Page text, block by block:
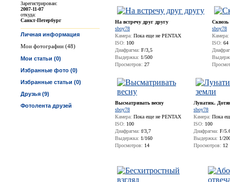
Зарегистрирован:
2007-11-07
откуда:
Санкт-Петербург
Личная информация
Мои фотографии (48)
Мои статьи (0)
Избранные фото (0)
Избранные статьи (0)
Друзья (9)
Фотолента друзей
На встречу друг другу
sboy78
Камера: Пока еще не PENTAX
ISO: 100
Диафрагма: F/3,5
Выдержка: 1/500
Просмотров: 27
Сквозь
sboy78
Камера:
ISO: 64
Высматривать весну
sboy78
Камера: Пока еще не PENTAX
ISO: 100
Диафрагма: f/3,7
Выдержка: 1/160
Просмотров: 14
Лунатик.
sboy78
Камера: Пока
ISO: 100
Диафрагма: F/
Выдержка: 1/
Просмотров: 12